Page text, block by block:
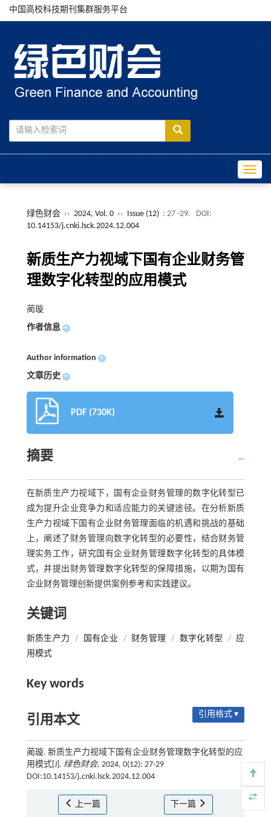
中国高校科技期刊集群服务平台
绿色财会 ›› 2024, Vol. 0 ›› Issue (12) : 27 -29.
DOI:
10.14153/j.cnki.lsck.2024.12.004
新质生产力视域下国有企业财务管
理数字化转型的应用模式
蔺璇
作者信息 +
Author information +
文章历史 +
PDF (730K)
摘要
在新质生产力视域下，国有企业财务管理的数字化转型已
成为提升企业竞争力和适应能力的关键途径。在分析新质
生产力视域下国有企业财务管理面临的机遇和挑战的基础
上，阐述了财务管理向数字化转型的必要性，结合财务管
理实务工作，研究国有企业财务管理数字化转型的具体模
式，并提出财务管理数字化转型的保障措施，以期为国有
企业财务管理创新提供案例参考和实践建议。
关键词
新质生产力 / 国有企业 / 财务管理 / 数字化转型 / 应
用模式
Key words
引用本文 引用格式 ▾
蔺璇. 新质生产力视域下国有企业财务管理数字化转型的应
用模式[J]. 绿色财会, 2024, 0(12): 27-29
DOI:10.14153/j.cnki.lsck.2024.12.004
上一篇 下一篇